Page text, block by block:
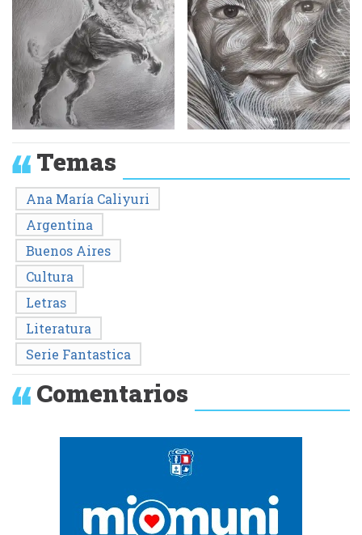
Temas
Ana María Caliyuri
Argentina
Buenos Aires
Cultura
Letras
Literatura
Serie Fantastica
Comentarios